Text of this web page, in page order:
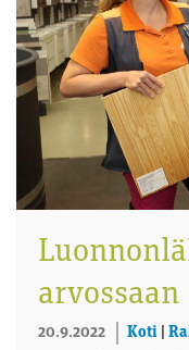
arvossaan
20.9.2022 Koti